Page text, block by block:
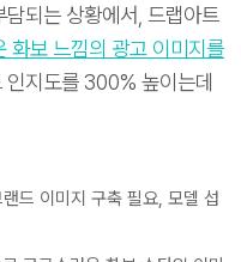
되는 상황에서, 드랩아트
화보 느낌의 광고 이미지를
지도를 300% 높이는데
드 이미지 구축 필요, 모델 섭